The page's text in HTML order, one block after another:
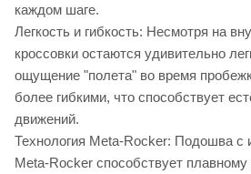
каждом шаге.
Легкость и гибкость: Несмотря на
кроссовки остаются удивительно
ощущение "полета" во время
более гибкими, что способствует
движений.
Технология Meta-Rocker: Подошва с
Meta-Rocker способствует